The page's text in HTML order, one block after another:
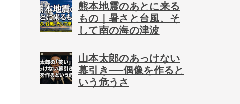
熊本地震のあとに来る
もの｜暑さと台風、そ
して南の海の津波
山本太郎のあっけない
幕引き──偶像を作ると
いう危うさ